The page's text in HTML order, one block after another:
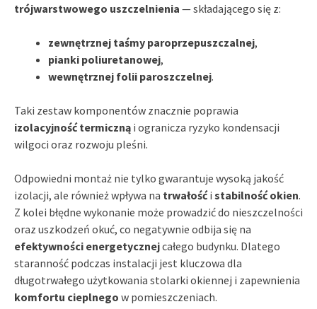
trójwarstwowego uszczelnienia — składającego się z:
zewnętrznej taśmy paroprzepuszczalnej,
pianki poliuretanowej,
wewnętrznej folii paroszczelnej.
Taki zestaw komponentów znacznie poprawia
izolacyjność termiczną i ogranicza ryzyko kondensacji
wilgoci oraz rozwoju pleśni.
Odpowiedni montaż nie tylko gwarantuje wysoką jakość
izolacji, ale również wpływa na trwałośći stabilność okien.
Z kolei błędne wykonanie może prowadzić do nieszczelności
oraz uszkodzeń okuć, co negatywnie odbija się na
efektywności energetycznejcałego budynku. Dlatego
staranność podczas instalacji jest kluczowa dla
długotrwałego użytkowania stolarki okiennej i zapewnienia
komfortu cieplnego w pomieszczeniach.